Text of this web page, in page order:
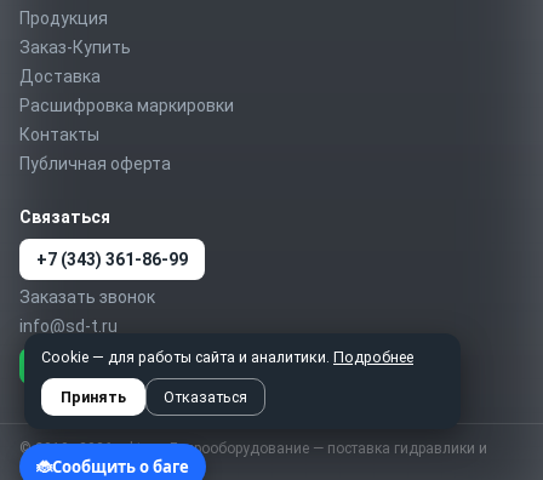
Продукция
Заказ-Купить
Доставка
Расшифровка маркировки
Контакты
Публичная оферта
Связаться
+7 (343) 361-86-99
Заказать звонок
info@sd-t.ru
WhatsApp Telegram MAX
© 2010–2026 sd-t.ru · Гидрооборудование — поставка гидравлики и
пневматики по России
Cookie — для работы сайта и аналитики. Подробнее
Принять Отказаться